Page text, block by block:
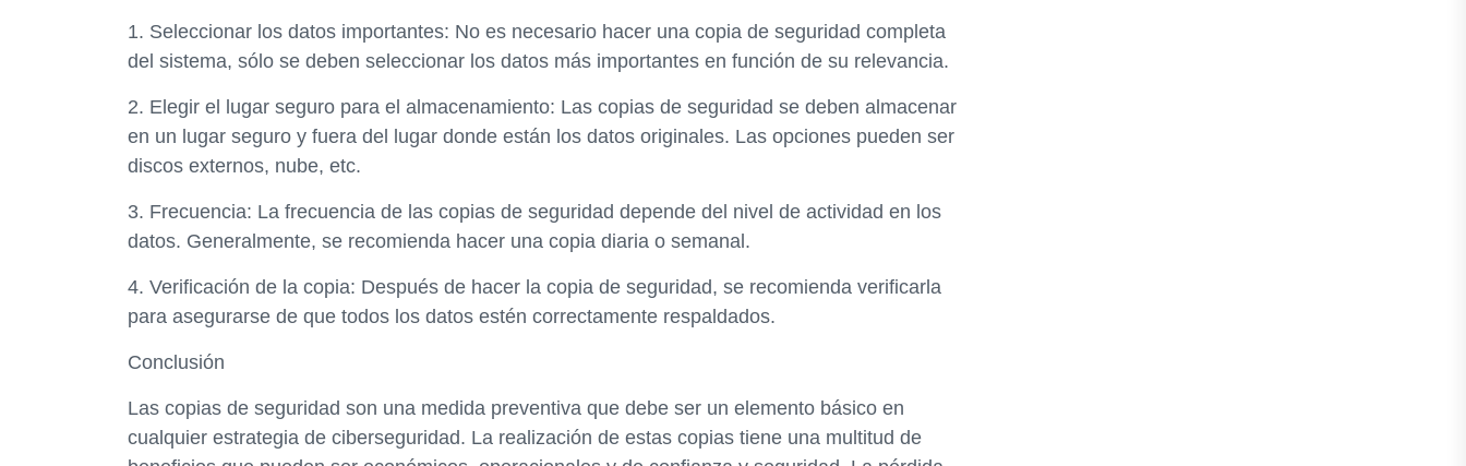
1. Seleccionar los datos importantes: No es necesario hacer una copia de seguridad completa
del sistema, sólo se deben seleccionar los datos más importantes en función de su relevancia.
2. Elegir el lugar seguro para el almacenamiento: Las copias de seguridad se deben almacenar
en un lugar seguro y fuera del lugar donde están los datos originales. Las opciones pueden ser
discos externos, nube, etc.
3. Frecuencia: La frecuencia de las copias de seguridad depende del nivel de actividad en los
datos. Generalmente, se recomienda hacer una copia diaria o semanal.
4. Verificación de la copia: Después de hacer la copia de seguridad, se recomienda verificarla
para asegurarse de que todos los datos estén correctamente respaldados.
Conclusión
Las copias de seguridad son una medida preventiva que debe ser un elemento básico en
cualquier estrategia de ciberseguridad. La realización de estas copias tiene una multitud de